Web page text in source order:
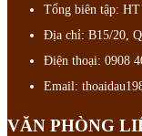
Tổng biên tập:
Địa chỉ: B15/20,
Điện thoại: 0908
Email:
VĂN PHÒNG